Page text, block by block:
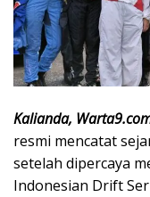
Kalianda,
resmi mencatat
setelah dipercaya
Indonesian Drift